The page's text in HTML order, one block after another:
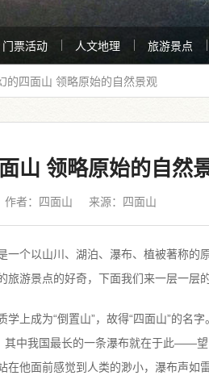
门票活动 人文地理 旅游景点
的四面山 领略原始的自然景观
山 领略原始的自然
作者：四面山 来源： 四面山
一个以山川、湖泊、瀑布、植被著称的
旅游景点的好奇，下面我们来一层一层
学上成为“倒置山”，故得“四面山”的名
其中我国最长的一条瀑布就在于此——
在他面前感觉到人类的渺小，瀑布声如